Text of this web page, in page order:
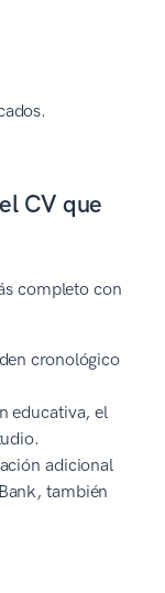
CV que
completo con
cronológico
educativa, el
adicional
también